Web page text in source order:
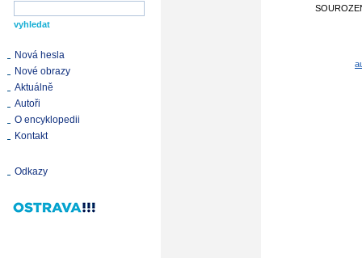
Nová hesla
Nové obrazy
Aktuálně
Autoři
O encyklopedii
Kontakt
Odkazy